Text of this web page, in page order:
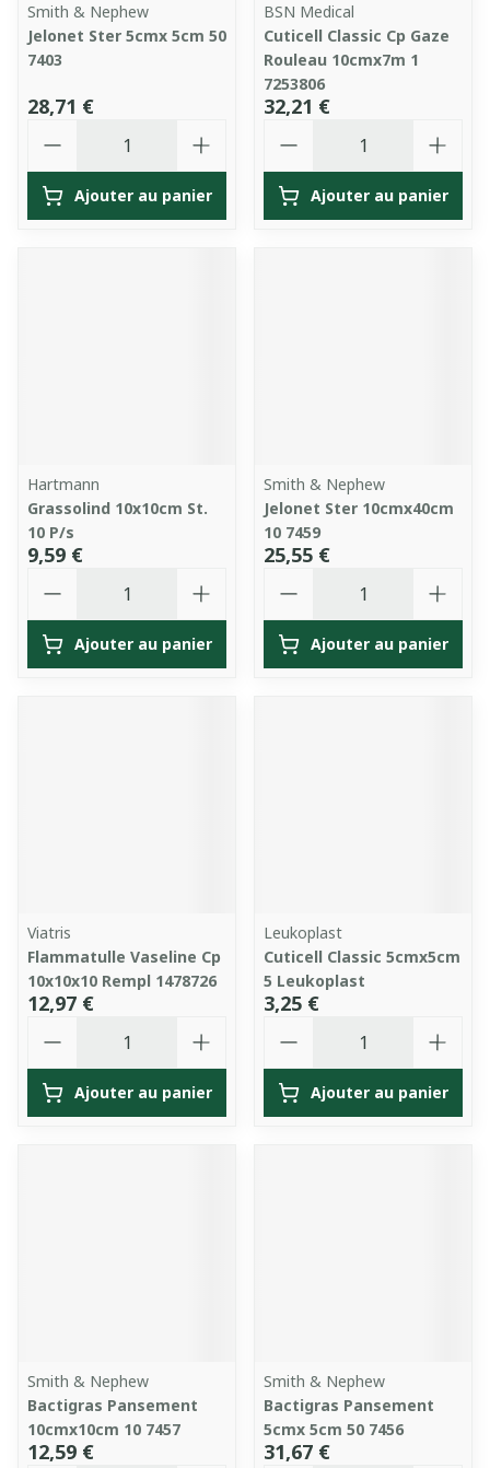
Smith & Nephew
Jelonet Ster 5cmx 5cm 50
7403
28,71 €
Ajouter au panier
BSN Medical
Cuticell Classic Cp Gaze
Rouleau 10cmx7m 1
7253806
32,21 €
Ajouter au panier
Hartmann
Grassolind 10x10cm St.
10 P/s
9,59 €
Ajouter au panier
Smith & Nephew
Jelonet Ster 10cmx40cm
10 7459
25,55 €
Ajouter au panier
Viatris
Flammatulle Vaseline Cp
10x10x10 Rempl 1478726
12,97 €
Ajouter au panier
Leukoplast
Cuticell Classic 5cmx5cm
5 Leukoplast
3,25 €
Ajouter au panier
Smith & Nephew
Bactigras Pansement
10cmx10cm 10 7457
12,59 €
Smith & Nephew
Bactigras Pansement
5cmx 5cm 50 7456
31,67 €